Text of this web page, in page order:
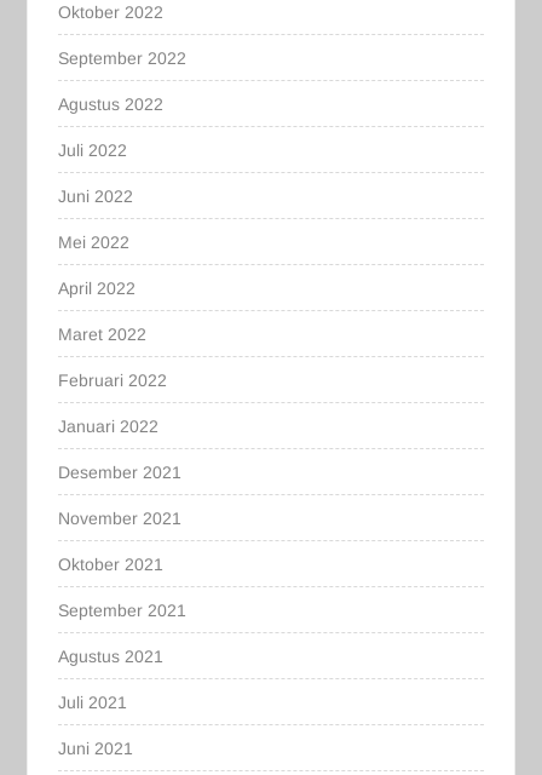
Oktober 2022
September 2022
Agustus 2022
Juli 2022
Juni 2022
Mei 2022
April 2022
Maret 2022
Februari 2022
Januari 2022
Desember 2021
November 2021
Oktober 2021
September 2021
Agustus 2021
Juli 2021
Juni 2021